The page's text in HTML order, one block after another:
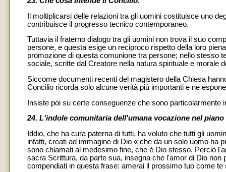
Il moltiplicarsi delle relazioni tra gli uomini costituisce uno
contribuisce il progresso tecnico contemporaneo.
Tuttavia il fraterno dialogo tra gli uomini non trova il suo
persone, e questa esige un reciproco rispetto della loro
promozione di questa comunione tra persone; nello stesso
sociale, scritte dal Creatore nella natura spirituale e morale
Siccome documenti recenti del magistero della Chiesa
Concilio ricorda solo alcune verità più importanti e ne
Insiste poi su certe conseguenze che sono particolarmente
24. L'indole comunitaria dell'umana vocazione nel piano
Iddio, che ha cura paterna di tutti, ha voluto che tutti gli
infatti, creati ad immagine di Dio « che da un solo uomo ha
sono chiamati al medesimo fine, che è Dio stesso. Perciò
sacra Scrittura, da parte sua, insegna che l'amor di Dio
compendiati in questa frase: amerai il prossimo tuo come